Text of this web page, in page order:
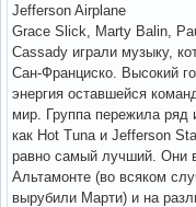
Jefferson Airplane
Grace Slick, Marty Balin,
Cassady играли музыку,
Сан-Франциско. Высокий
энергия оставшейся
мир. Группа пережила ряд
как Hot Tuna и Jefferson
равно самый лучший. Они
Альтамонте (во всяком
вырубили Марти) и на